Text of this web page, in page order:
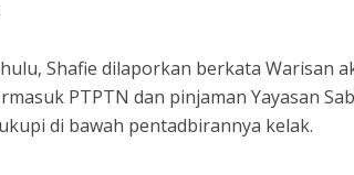
Shafie dilaporkan berkata Warisan
PTPTN dan pinjaman Yayasan
di bawah pentadbirannya kelak.